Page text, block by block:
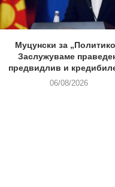
Муцунски за
Заслужуваме
предвидлив и
06/08/2026